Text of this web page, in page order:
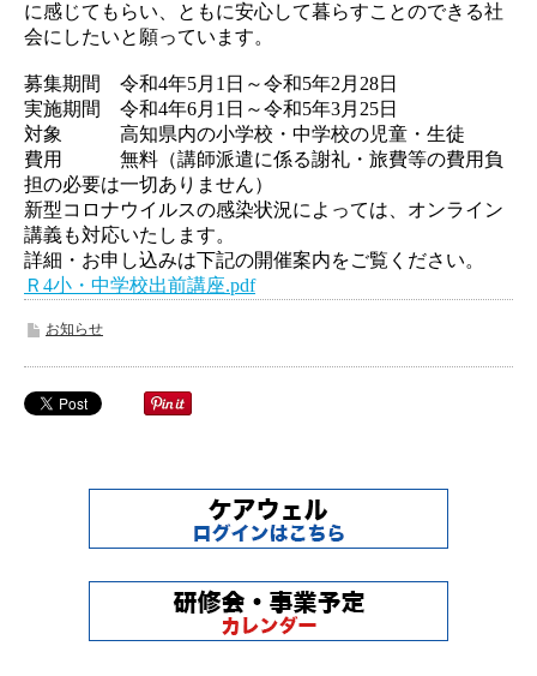
に感じてもらい、ともに安心して暮らすことのできる社
会にしたいと願っています。
募集期間 令和4年5月1日～令和5年2月28日
実施期間 令和4年6月1日～令和5年3月25日
対象 高知県内の小学校・中学校の児童・生徒
費用 無料（講師派遣に係る謝礼・旅費等の費用負
担の必要は一切ありません）
新型コロナウイルスの感染状況によっては、オンライン
講義も対応いたします。
詳細・お申し込みは下記の開催案内をご覧ください。
Ｒ4小・中学校出前講座.pdf
お知らせ